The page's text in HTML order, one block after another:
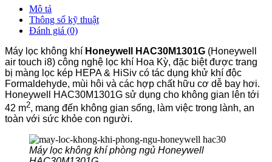
Mô tả
Thông số kỹ thuật
Đánh giá (0)
Máy lọc không khí Honeywell HAC30M1301G (Honeywell
air touch i8) công nghệ lọc khí Hoa Kỳ, đặc biệt được trang
bị màng lọc kép HEPA & HiSiv có tác dụng khử khí độc
Formaldehyde, mùi hôi và các hợp chất hữu cơ dễ bay hơi.
Honeywell HAC30M1301G sử dụng cho không gian lên tới
42 m2, mang đến không gian sống, làm việc trong lành, an
toàn với sức khỏe con người.
Máy lọc không khí phòng ngủ Honeywell